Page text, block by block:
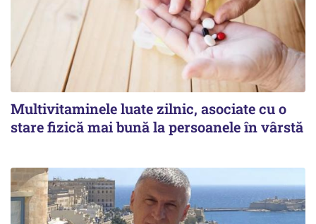
Multivitaminele luate zilnic, asociate cu o
stare fizică mai bună la persoanele în vârstă